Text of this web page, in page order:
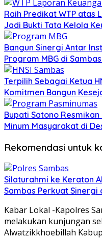
Raih Predikat WTP atas
Jadi Bukti Tata Kelola
Bangun Sinergi Antar
Program MBG di
Terpilih Sebagai Ketua
Komitmen Bangun
Bupati Satono
Minum Masyarakat di
Rekomendasi untuk
Silaturahmi ke Keraton
Sambas Perkuat Sinergi
Kabar Lokal -Kapolres
melakukan kunjungan
Alwatzikkhoebillah